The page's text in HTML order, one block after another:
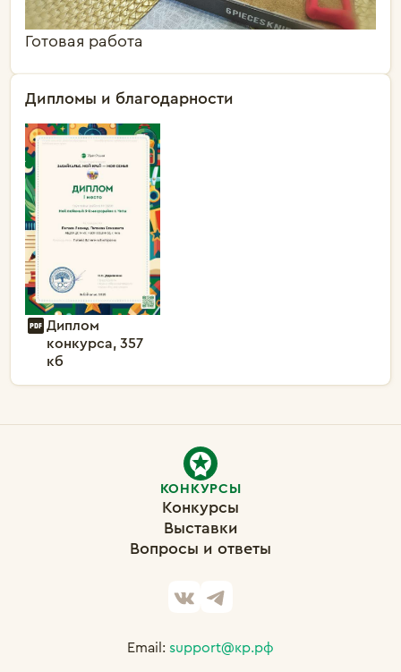
Готовая работа
Дипломы и благодарности
Диплом
конкурса, 357
кб
КОНКУРСЫ
Конкурсы
Выставки
Вопросы и ответы
Email: support@кр.рф